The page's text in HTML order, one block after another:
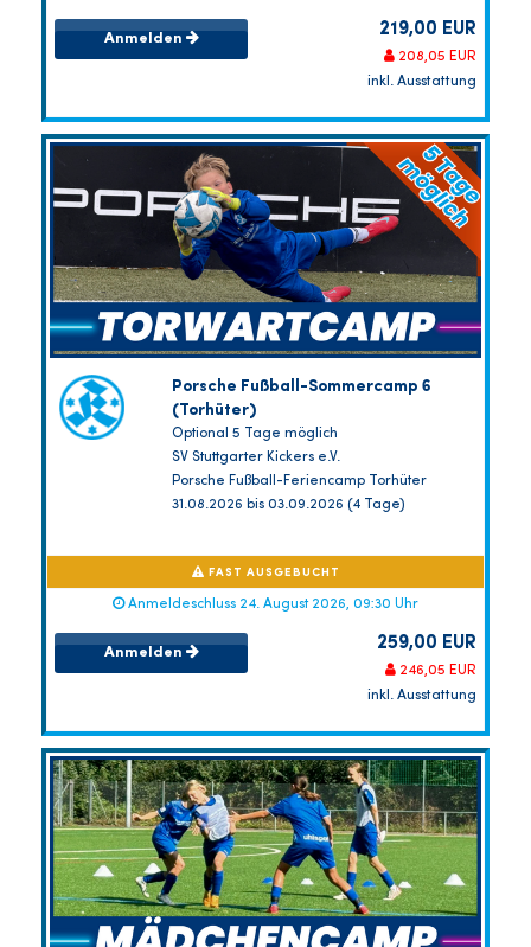
Anmelden 219,00 EUR
208,05 EUR
inkl. Ausstattung
Porsche Fußball-Sommercamp 6
(Torhüter)
Optional 5 Tage möglich
SV Stuttgarter Kickers e.V.
Porsche Fußball-Feriencamp Torhüter
31.08.2026 bis 03.09.2026 (4 Tage)
FAST AUSGEBUCHT
Anmeldeschluss 24. August 2026, 09:30 Uhr
Anmelden 259,00 EUR
246,05 EUR
inkl. Ausstattung